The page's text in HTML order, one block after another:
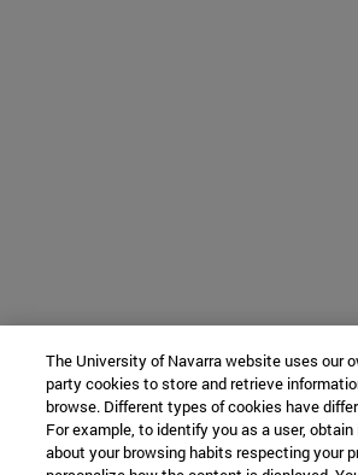
The University of Navarra website uses our
party cookies to store and retrieve
browse. Different types of cookies have
For example, to identify you as a user,
about your browsing habits respecting your